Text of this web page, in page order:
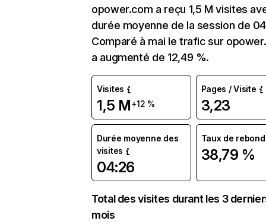
opower.com a reçu 1,5 M visites
durée moyenne de la session de
Comparé à mai le trafic sur
a augmenté de 12,49 %.
Visites
1,5 M+12 %
Pages / Visite
3,23
Durée moyenne des
visites
04:26
Taux de rebond
38,79 %
Total des visites durant les 3
mois